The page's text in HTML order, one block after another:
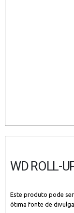
WD ROLL-
Este produto pode
ótima fonte de